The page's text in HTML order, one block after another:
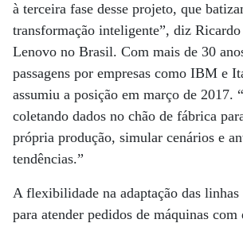
à terceira fase desse projeto, que
transformação inteligente”, diz
Lenovo no Brasil. Com mais de 30
passagens por empresas como IBM e
assumiu a posição em março de 2017.
coletando dados no chão de fábrica
própria produção, simular cenários e
tendências.”
A flexibilidade na adaptação das linhas
para atender pedidos de máquinas com